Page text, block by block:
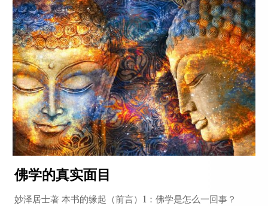
佛学的真实面目
妙泽居士著 本书的缘起（前言）1：佛学是怎么一回事？